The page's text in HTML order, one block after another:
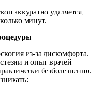
аккуратно удаляется,
минут.
из-за дискомфорта.
и опыт врачей
безболезненно.